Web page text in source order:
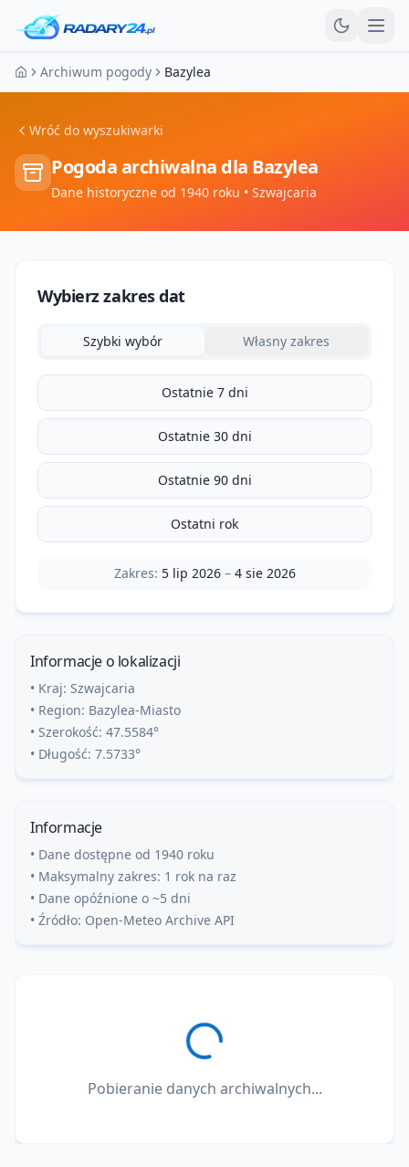
Strona główna
Archiwum pogody Bazylea
Wróć do wyszukiwarki
Pogoda archiwalna dla Bazylea
Dane historyczne od 1940 roku • Szwajcaria
Wybierz zakres dat
Szybki wybór Własny zakres
Ostatnie 7 dni
Ostatnie 30 dni
Ostatnie 90 dni
Ostatni rok
Zakres: 5 lip 2026– 4 sie 2026
Informacje o lokalizacji
• Kraj: Szwajcaria
• Region: Bazylea-Miasto
• Szerokość: 47.5584°
• Długość: 7.5733°
Informacje
• Dane dostępne od 1940 roku
• Maksymalny zakres: 1 rok na raz
• Dane opóźnione o ~5 dni
• Źródło: Open-Meteo Archive API
Pobieranie danych archiwalnych...